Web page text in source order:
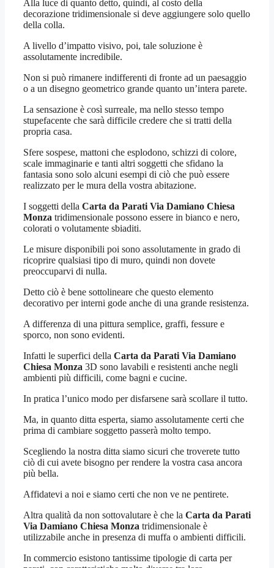
Alla luce di quanto detto, quindi, al costo della
decorazione tridimensionale si deve aggiungere solo quello
della colla.
A livello d’impatto visivo, poi, tale soluzione è
assolutamente incredibile.
Non si può rimanere indifferenti di fronte ad un paesaggio
o a un disegno geometrico grande quanto un’intera parete.
La sensazione è così surreale, ma nello stesso tempo
stupefacente che sarà difficile credere che si tratti della
propria casa.
Sfere sospese, mattoni che esplodono, schizzi di colore,
scale immaginarie e tanti altri soggetti che sfidano la
fantasia sono solo alcuni esempi di ciò che può essere
realizzato per le mura della vostra abitazione.
I soggetti della Carta da Parati Via Damiano Chiesa
Monza tridimensionale possono essere in bianco e nero,
colorati o volutamente sbiaditi.
Le misure disponibili poi sono assolutamente in grado di
ricoprire qualsiasi tipo di muro, quindi non dovete
preoccuparvi di nulla.
Detto ciò è bene sottolineare che questo elemento
decorativo per interni gode anche di una grande resistenza.
A differenza di una pittura semplice, graffi, fessure e
sporco, non sono evidenti.
Infatti le superfici della Carta da Parati Via Damiano
Chiesa Monza 3D sono lavabili e resistenti anche negli
ambienti più difficili, come bagni e cucine.
In pratica l’unico modo per disfarsene sarà scollare il tutto.
Ma, in quanto ditta esperta, siamo assolutamente certi che
prima di cambiare soggetto passerà molto tempo.
Scegliendo la nostra ditta siamo sicuri che troverete tutto
ciò di cui avete bisogno per rendere la vostra casa ancora
più bella.
Affidatevi a noi e siamo certi che non ve ne pentirete.
Altra qualità da non sottovalutare è che la Carta da Parati
Via Damiano Chiesa Monza tridimensionale è
utilizzabile anche in presenza di muffa o ambienti difficili.
In commercio esistono tantissime tipologie di carta per